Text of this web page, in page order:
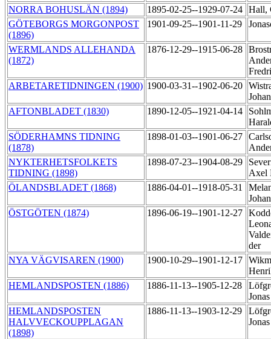
NORRA BOHUSLÄN (1894)
1895-02-25--1929-07-24 Hall,
GÖTEBORGS MORGONPOST
(1896)
1901-09-25--1901-11-29
WERMLANDS ALLEHANDA
(1872)
1876-12-29--1915-06-28
ARBETARETIDNINGEN (1900) 1900-03-31--1902-06-20
AFTONBLADET (1830)
1890-12-05--1921-04-14
SÖDERHAMNS TIDNING
(1878)
1898-01-03--1901-06-27
NYKTERHETSFOLKETS
TIDNING (1898)
1898-07-23--1904-08-29
Axel
ÖLANDSBLADET (1868)
1886-04-01--1918-05-31
ÖSTGÖTEN (1874)
1896-06-19--1901-12-27
der
NYA VÄGVISAREN (1900)
1900-10-29--1901-12-17
HEMLANDSPOSTEN (1886)
1886-11-13--1905-12-28
HEMLANDSPOSTEN
HALVVECKOUPPLAGAN
(1898)
1886-11-13--1903-12-29